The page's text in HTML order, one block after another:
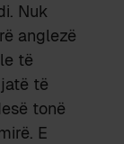
Nuk
anglezë
të
të
tonë
E